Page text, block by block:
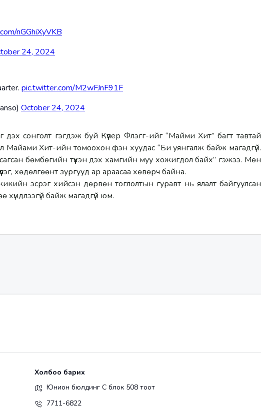
nGGhiXyVKB
24, 2024
pic.twitter.com/M2wFJnF91F
October 24, 2024
сонголт гэгдэж буй Күүпер Флэгг-ийг “Майми Хит” багт тавтай
Майами Хит-ийн томоохон фэн хуудас “Би уянгалж байж магадгүй.
бөмбөгийн түүхэн дэх хамгийн муу хожигдол байх” гэжээ. Мөн
хөдөлгөөнт зургууд ар араасаа хөвөрч байна.
эсрэг хийсэн дөрвөн тоглолтын гуравт нь ялалт байгуулсан
хүндлээгүй байж магадгүй юм.
Холбоо барих
Юнион бюлдинг С блок 508 тоот
7711-6822